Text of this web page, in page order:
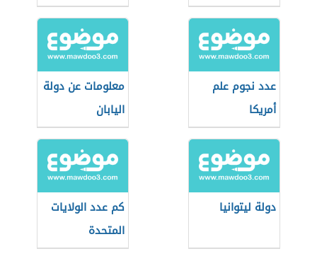
عدد نجوم علم
أمريكا
معلومات عن دولة
اليابان
دولة ليتوانيا
كم عدد الولايات
المتحدة